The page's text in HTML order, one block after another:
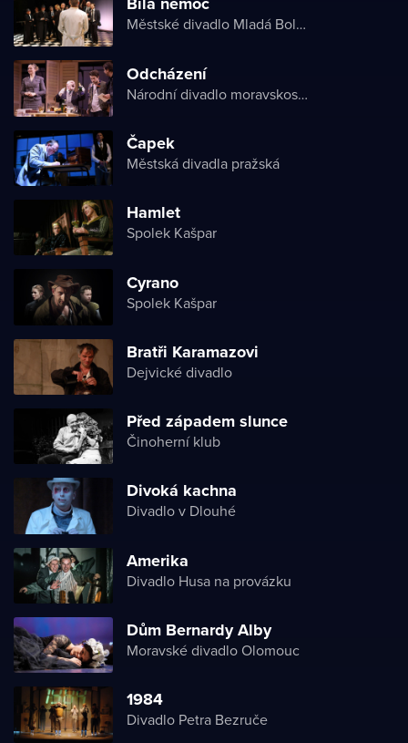
Městské divadlo Mladá Boleslav
Odcházení
Národní divadlo moravskoslezské
Čapek
Městská divadla pražská
Hamlet
Spolek Kašpar
Cyrano
Spolek Kašpar
Bratři Karamazovi
Dejvické divadlo
Před západem slunce
Činoherní klub
Divoká kachna
Divadlo v Dlouhé
Amerika
Divadlo Husa na provázku
Dům Bernardy Alby
Moravské divadlo Olomouc
1984
Divadlo Petra Bezruče